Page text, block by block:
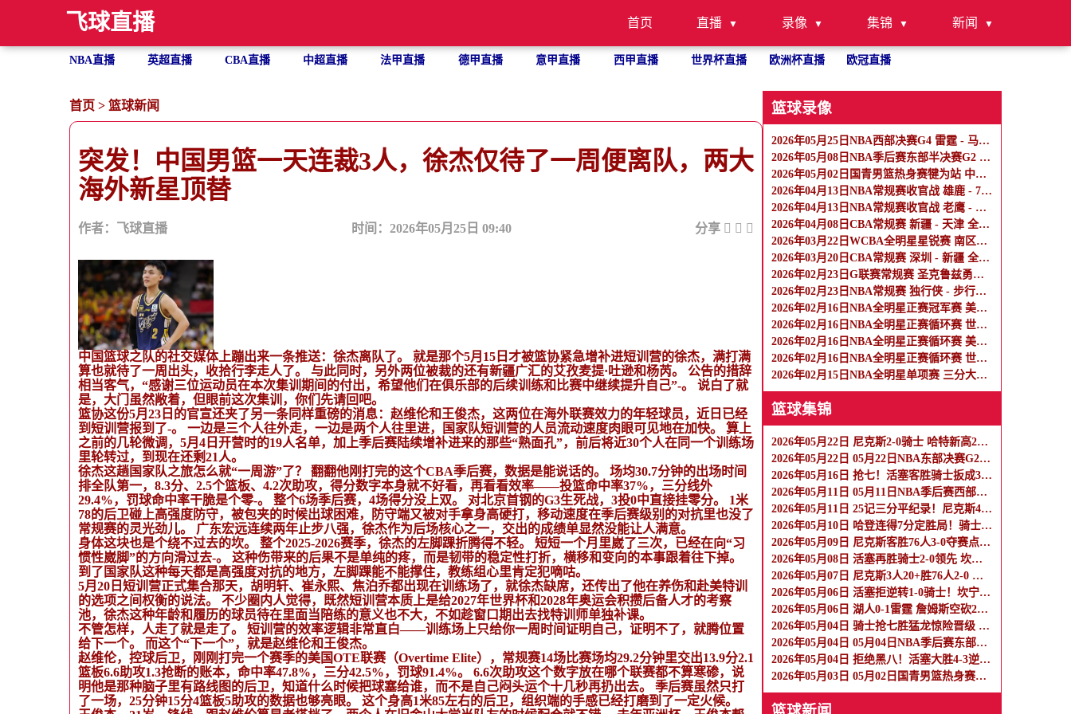
飞球直播 首页 直播 录像 集锦 新闻
NBA直播 英超直播 CBA直播 中超直播 法甲直播 德甲直播 意甲直播 西甲直播 世界杯直播 欧洲杯直播 欧冠直播
首页 > 篮球新闻
突发！中国男篮一天连裁3人，徐杰仅待了一周便离队，两大
海外新星顶替
作者：飞球直播 时间：2026年05月25日 09:40 分享
中国篮球之队的社交媒体上蹦出来一条推送：徐杰离队了。 就是那个5月15日才被篮协紧急增补进短训营的徐杰，满打满
算也就待了一周出头，收拾行李走人了。 与此同时，另外两位被裁的还有新疆广汇的艾孜麦提·吐逊和杨芮。 公告的措辞
相当客气，“感谢三位运动员在本次集训期间的付出，希望他们在俱乐部的后续训练和比赛中继续提升自己”-。 说白了就
是，大门虽然敞着，但眼前这次集训，你们先请回吧。
篮协这份5月23日的官宣还夹了另一条同样重磅的消息：赵维伦和王俊杰，这两位在海外联赛效力的年轻球员，近日已经
到短训营报到了-。 一边是三个人往外走，一边是两个人往里进，国家队短训营的人员流动速度肉眼可见地在加快。 算上
之前的几轮微调，5月4日开营时的19人名单，加上季后赛陆续增补进来的那些“熟面孔”，前后将近30个人在同一个训练场
里轮转过，到现在还剩21人。
徐杰这趟国家队之旅怎么就“一周游”了？ 翻翻他刚打完的这个CBA季后赛，数据是能说话的。 场均30.7分钟的出场时间
排全队第一，8.3分、2.5个篮板、4.2次助攻，得分数字本身就不好看，再看看效率——投篮命中率37%，三分线外
29.4%，罚球命中率干脆是个零-。 整个6场季后赛，4场得分没上双。 对北京首钢的G3生死战，3投0中直接挂零分。 1米
78的后卫碰上高强度防守，被包夹的时候出球困难，防守端又被对手拿身高硬打，移动速度在季后赛级别的对抗里也没了
常规赛的灵光劲儿。 广东宏远连续两年止步八强，徐杰作为后场核心之一，交出的成绩单显然没能让人满意。
身体这块也是个绕不过去的坎。 整个2025-2026赛季，徐杰的左脚踝折腾得不轻。 短短一个月里崴了三次，已经在向“习
惯性崴脚”的方向滑过去-。 这种伤带来的后果不是单纯的疼，而是韧带的稳定性打折，横移和变向的本事跟着往下掉。
到了国家队这种每天都是高强度对抗的地方，左脚踝能不能撑住，教练组心里肯定犯嘀咕。
5月20日短训营正式集合那天，胡明轩、崔永熙、焦泊乔都出现在训练场了，就徐杰缺席，还传出了他在养伤和赴美特训
的选项之间权衡的说法。 不少圈内人觉得，既然短训营本质上是给2027年世界杯和2028年奥运会积攒后备人才的考察
池，徐杰这种年龄和履历的球员待在里面当陪练的意义也不大，不如趁窗口期出去找特训师单独补课。
不管怎样，人走了就是走了。 短训营的效率逻辑非常直白——训练场上只给你一周时间证明自己，证明不了，就腾位置
给下一个。 而这个“下一个”，就是赵维伦和王俊杰。
赵维伦，控球后卫，刚刚打完一个赛季的美国OTE联赛（Overtime Elite），常规赛14场比赛场均29.2分钟里交出13.9分2.1
篮板6.6助攻1.3抢断的账本，命中率47.8%，三分42.5%，罚球91.4%。 6.6次助攻这个数字放在哪个联赛都不算寒碜，说
明他是那种脑子里有路线图的后卫，知道什么时候把球塞给谁，而不是自己闷头运个十几秒再扔出去。 季后赛虽然只打
了一场，25分钟15分4篮板5助攻的数据也够亮眼。 这个身高1米85左右的后卫，组织端的手感已经打磨到了一定火候。
篮球录像
2026年05月25日NBA西部决赛G4 雷霆 - 马刺 全场录像
2026年05月08日NBA季后赛东部半决赛G2 骑士 - 活塞 全场录像
2026年05月02日国青男篮热身赛犍为站 中国U17男篮 - 阿尔法学院 全场录像
2026年04月13日NBA常规赛收官战 雄鹿 - 76人 全场录像
2026年04月13日NBA常规赛收官战 老鹰 - 热火 全场录像
2026年04月08日CBA常规赛 新疆 - 天津 全场录像
2026年03月22日WCBA全明星星锐赛 南区星锐队 - 北区星锐队 全场录像
2026年03月20日CBA常规赛 深圳 - 新疆 全场录像
2026年02月23日G联赛常规赛 圣克鲁兹勇士 - 混音 全场录像
2026年02月23日NBA常规赛 独行侠 - 步行者 全场录像
2026年02月16日NBA全明星正赛冠军赛 美国新星队 - 美国星条队 全场录像
2026年02月16日NBA全明星正赛循环赛 世界队 - 美国星条队 全场录像
2026年02月16日NBA全明星正赛循环赛 美国新星队 - 美国星条队 全场录像
2026年02月16日NBA全明星正赛循环赛 世界队 - 美国新星队 全场录像
2026年02月15日NBA全明星单项赛 三分大赛 - 扣篮大赛 全场录像
篮球集锦
2026年05月22日 尼克斯2-0骑士 哈特新高26分 布伦森19分14助 米切尔26分
2026年05月22日 05月22日NBA东部决赛G2 骑士 - 尼克斯 精彩镜头
2026年05月16日 抢七！活塞客胜骑士扳成3-3 杜伦15+11 哈登23+7+4断+8失误
2026年05月11日 05月11日NBA季后赛西部半决赛G5 森林狼 - 马刺 精彩镜头
2026年05月11日 25记三分平纪录！尼克斯4-0横扫76人进东决 麦克布莱德7三分
2026年05月10日 哈登连得7分定胜局！骑士1-2活塞 米切尔35分 坎宁安27+10+10
2026年05月09日 尼克斯客胜76人3-0夺赛点！布伦森33+5+9 恩比德复出17中7
2026年05月08日 活塞再胜骑士2-0领先 坎宁安25+10 哈里斯21+7 哈登13中3
2026年05月07日 尼克斯3人20+胜76人2-0 布伦森26+6 唐斯20+10+7 恩比德伤缺
2026年05月06日 活塞拒逆转1-0骑士！坎宁安23+7 哈登22分7失误 米切尔23分
2026年05月06日 湖人0-1雷霆 詹姆斯空砍27+6 里夫斯16中3 SGA18+6 切特24+12
2026年05月04日 骑士抢七胜猛龙惊险晋级 阿伦22+19 哈登18+6 巴恩斯24+9+6
2026年05月04日 05月04日NBA季后赛东部首轮G7 猛龙 - 骑士 精彩镜头
2026年05月04日 拒绝黑八！活塞大胜4-3逆转魔术 坎宁安32+12 班凯罗38+9+6
2026年05月03日 05月02日国青男篮热身赛犍为站 中国U17男篮 78 - 63 犹他预科篮球队 全场集锦
篮球新闻